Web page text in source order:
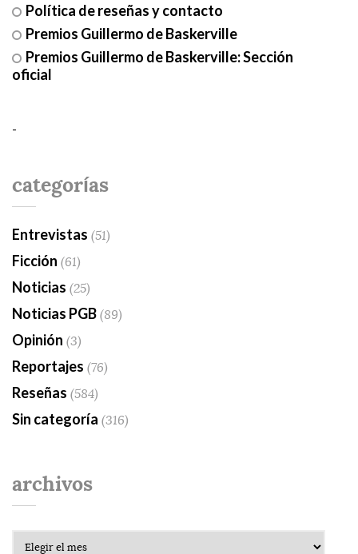
Política de reseñas y contacto
Premios Guillermo de Baskerville
Premios Guillermo de Baskerville: Sección
oficial
-
categorías
Entrevistas (51)
Ficción (61)
Noticias (25)
Noticias PGB(89)
Opinión (3)
Reportajes (76)
Reseñas (584)
Sin categoría (316)
archivos